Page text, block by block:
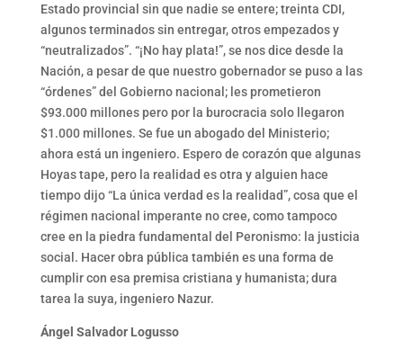
Estado provincial sin que nadie se entere; treinta CDI,
algunos terminados sin entregar, otros empezados y
“neutralizados”. “¡No hay plata!”, se nos dice desde la
Nación, a pesar de que nuestro gobernador se puso a las
“órdenes” del Gobierno nacional; les prometieron
$93.000 millones pero por la burocracia solo llegaron
$1.000 millones. Se fue un abogado del Ministerio;
ahora está un ingeniero. Espero de corazón que algunas
Hoyas tape, pero la realidad es otra y alguien hace
tiempo dijo “La única verdad es la realidad”, cosa que el
régimen nacional imperante no cree, como tampoco
cree en la piedra fundamental del Peronismo: la justicia
social. Hacer obra pública también es una forma de
cumplir con esa premisa cristiana y humanista; dura
tarea la suya, ingeniero Nazur.
Ángel Salvador Logusso